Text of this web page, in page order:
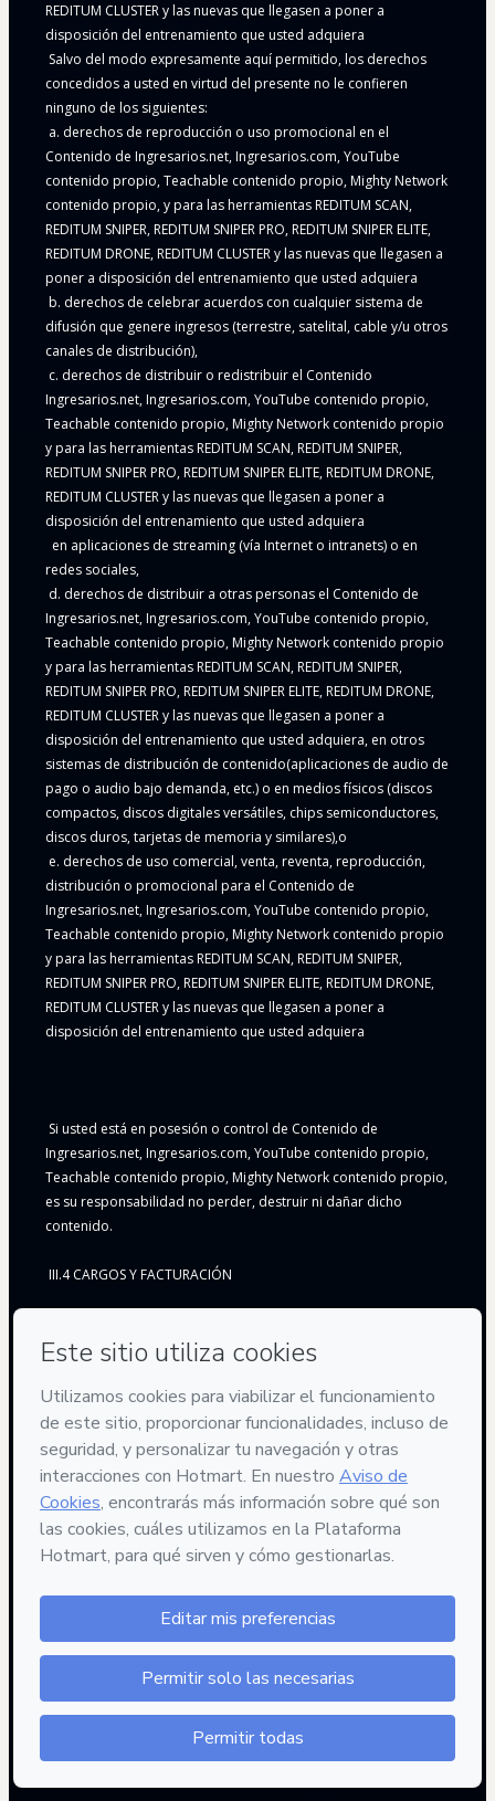
REDITUM CLUSTER y las nuevas que llegasen a poner a
disposición del entrenamiento que usted adquiera
Salvo del modo expresamente aquí permitido, los derechos
concedidos a usted en virtud del presente no le confieren
ninguno de los siguientes:
a. derechos de reproducción o uso promocional en el
Contenido de Ingresarios.net, Ingresarios.com, YouTube
contenido propio, Teachable contenido propio, Mighty Network
contenido propio, y para las herramientas REDITUM SCAN,
REDITUM SNIPER, REDITUM SNIPER PRO, REDITUM SNIPER ELITE,
REDITUM DRONE, REDITUM CLUSTER y las nuevas que llegasen a
poner a disposición del entrenamiento que usted adquiera
b. derechos de celebrar acuerdos con cualquier sistema de
difusión que genere ingresos (terrestre, satelital, cable y/u otros
canales de distribución),
c. derechos de distribuir o redistribuir el Contenido
Ingresarios.net, Ingresarios.com, YouTube contenido propio,
Teachable contenido propio, Mighty Network contenido propio
y para las herramientas REDITUM SCAN, REDITUM SNIPER,
REDITUM SNIPER PRO, REDITUM SNIPER ELITE, REDITUM DRONE,
REDITUM CLUSTER y las nuevas que llegasen a poner a
disposición del entrenamiento que usted adquiera
en aplicaciones de streaming (vía Internet o intranets) o en
redes sociales,
d. derechos de distribuir a otras personas el Contenido de
Ingresarios.net, Ingresarios.com, YouTube contenido propio,
Teachable contenido propio, Mighty Network contenido propio
y para las herramientas REDITUM SCAN, REDITUM SNIPER,
REDITUM SNIPER PRO, REDITUM SNIPER ELITE, REDITUM DRONE,
REDITUM CLUSTER y las nuevas que llegasen a poner a
disposición del entrenamiento que usted adquiera, en otros
sistemas de distribución de contenido(aplicaciones de audio de
pago o audio bajo demanda, etc.) o en medios físicos (discos
compactos, discos digitales versátiles, chips semiconductores,
discos duros, tarjetas de memoria y similares),o
e. derechos de uso comercial, venta, reventa, reproducción,
distribución o promocional para el Contenido de
Ingresarios.net, Ingresarios.com, YouTube contenido propio,
Teachable contenido propio, Mighty Network contenido propio
y para las herramientas REDITUM SCAN, REDITUM SNIPER,
REDITUM SNIPER PRO, REDITUM SNIPER ELITE, REDITUM DRONE,
REDITUM CLUSTER y las nuevas que llegasen a poner a
disposición del entrenamiento que usted adquiera
Si usted está en posesión o control de Contenido de
Ingresarios.net, Ingresarios.com, YouTube contenido propio,
Teachable contenido propio, Mighty Network contenido propio,
es su responsabilidad no perder, destruir ni dañar dicho
contenido.
III.4 CARGOS Y FACTURACIÓN
Usted acepta pagar por todo el Contenido de Ingresarios.net,
contenido propio, Mighty Network contenido propio y para las
herramientas REDITUM SCAN, REDITUM SNIPER, REDITUM SNIPER
PRO, REDITUM SNIPER ELITE, REDITUM DRONE, REDITUM CLUSTER
y las nuevas que llegasen a poner a disposición del
entrenamiento que usted adquiera, que no se obtenga por
medio de un código de promoción o que la Compañía no le
haya ofrecido en forma gratuita.
Ingresarios entenderá que tiene su consentimiento para
El Servicio ofertado por Ingresarios.net, Ingresarios.com,
incluye todos los impuestos, costos y gastos que deba pagar el
consumidor para adquirirlo. Por lo cual instamos a los Usuarios
a revisar el precio antes de proceder al pago.